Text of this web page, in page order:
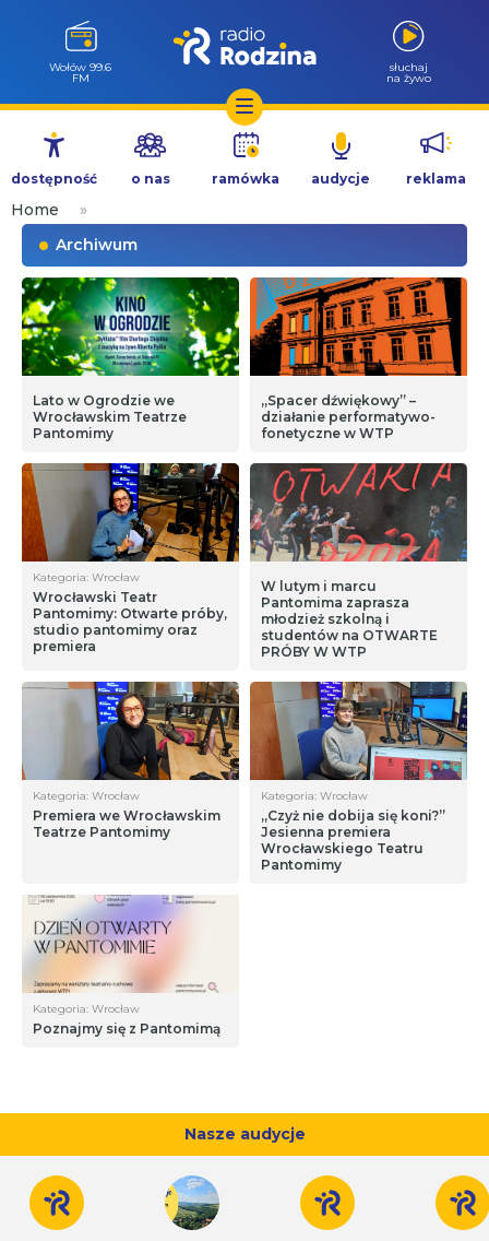
Przejdź
treści
Wołów 99.6
FM
słuchaj
na żywo
dostępność o nas ramówka audycje reklama
Home
»
Archiwum
Lato w Ogrodzie we
Wrocławskim Teatrze
Pantomimy
„Spacer dźwiękowy” –
działanie performatywo-
fonetyczne w WTP
Kategoria: Wrocław
Wrocławski Teatr
Pantomimy: Otwarte próby,
studio pantomimy oraz
premiera
W lutym i marcu
Pantomima zaprasza
młodzież szkolną i
studentów na OTWARTE
PRÓBY W WTP
Kategoria: Wrocław
Premiera we Wrocławskim
Teatrze Pantomimy
Kategoria: Wrocław
„Czyż nie dobija się koni?”
Jesienna premiera
Wrocławskiego Teatru
Pantomimy
Kategoria: Wrocław
Poznajmy się z Pantomimą
Nasze audycje